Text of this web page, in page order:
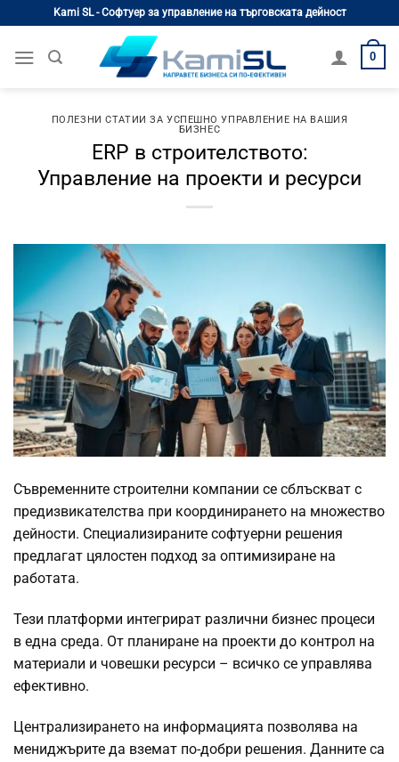
content
Kami SL - Софтуер за управление на търговската дейност
0
ПОЛЕЗНИ СТАТИИ ЗА УСПЕШНО УПРАВЛЕНИЕ НА ВАШИЯ
БИЗНЕС
ERP в строителството:
Управление на проекти и ресурси
Съвременните строителни компании се сблъскват с
предизвикателства при координирането на множество
дейности. Специализираните софтуерни решения
предлагат цялостен подход за оптимизиране на
работата.
Тези платформи интегрират различни бизнес процеси
в една среда. От планиране на проекти до контрол на
материали и човешки ресурси – всичко се управлява
ефективно.
Централизирането на информацията позволява на
мениджърите да вземат по-добри решения. Данните са